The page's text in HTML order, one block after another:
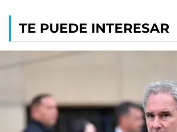
TE PUEDE INTERESAR